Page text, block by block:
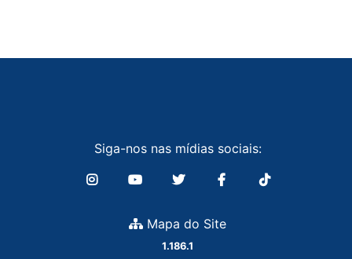
Siga-nos nas mídias sociais:
Mapa do Site
1.186.1